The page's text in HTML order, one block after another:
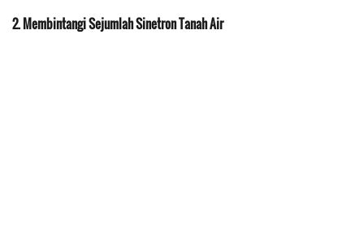
2. Membintangi Sejumlah Sinetron Tanah Air